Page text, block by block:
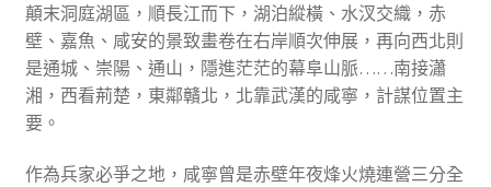
顛末洞庭湖區，順長江而下，湖泊縱橫、水汊交織，赤
壁、嘉魚、咸安的景致畫卷在右岸順次伸展，再向西北則
是通城、崇陽、通山，隱進茫茫的幕阜山脈……南接瀟
湘，西看荊楚，東鄰贛北，北靠武漢的咸寧，計謀位置主
要。
作為兵家必爭之地，咸寧曾是赤壁年夜烽火燒連營三分全